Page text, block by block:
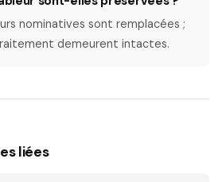
nominatives sont remplacées ;
demeurent intactes.
liées